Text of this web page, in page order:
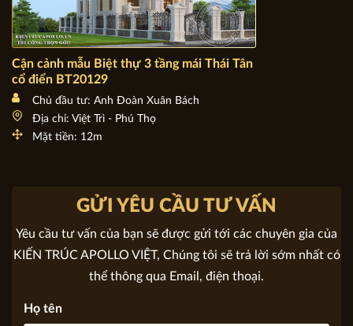
Cận cảnh mẫu Biệt thự 3 tầng mái Thái Tân cổ điển
BT20129
Mặt tiền: 12m
GỬI YÊU CẦU TƯ VẤN
KIẾN TRÚC APOLLO VIỆT, Chúng tôi sẽ trả lời sớm nhất có